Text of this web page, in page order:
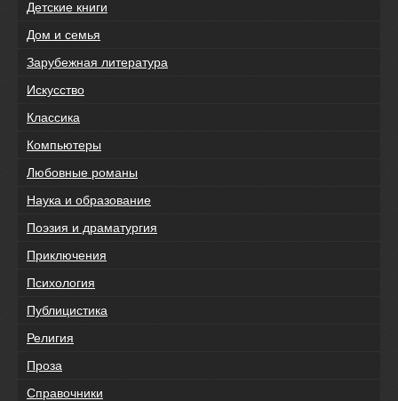
Детские книги
Дом и семья
Зарубежная литература
Искусство
Классика
Компьютеры
Любовные романы
Наука и образование
Поэзия и драматургия
Приключения
Психология
Публицистика
Религия
Проза
Справочники